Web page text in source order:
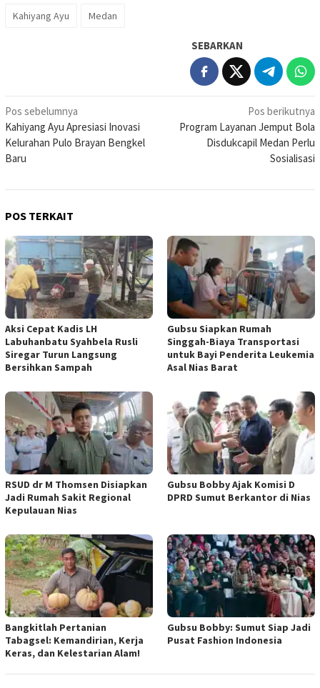
Kahiyang Ayu Medan
SEBARKAN
Navigasi
pos
Pos sebelumnya
Kahiyang Ayu Apresiasi Inovasi
Kelurahan Pulo Brayan Bengkel
Baru
Pos berikutnya
Program Layanan Jemput Bola
Disdukcapil Medan Perlu
Sosialisasi
POS TERKAIT
Aksi Cepat Kadis LH
Labuhanbatu Syahbela Rusli
Siregar Turun Langsung
Bersihkan Sampah
Gubsu Siapkan Rumah
Singgah-Biaya Transportasi
untuk Bayi Penderita Leukemia
Asal Nias Barat
RSUD dr M Thomsen Disiapkan
Jadi Rumah Sakit Regional
Kepulauan Nias
Gubsu Bobby Ajak Komisi D
DPRD Sumut Berkantor di Nias
Bangkitlah Pertanian
Tabagsel: Kemandirian, Kerja
Keras, dan Kelestarian Alam!
Gubsu Bobby: Sumut Siap Jadi
Pusat Fashion Indonesia